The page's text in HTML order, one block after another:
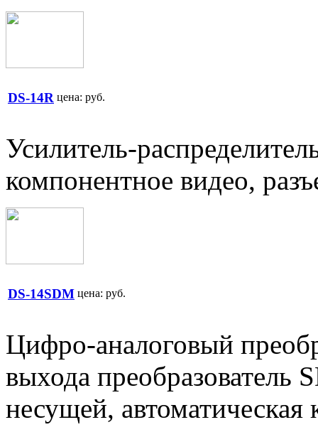
DS-14R цена: руб.
Усилитель-
компонентное видео,
DS-14SDM цена: руб.
Цифро-аналоговый
выхода преобразователь
несущей, автоматическая